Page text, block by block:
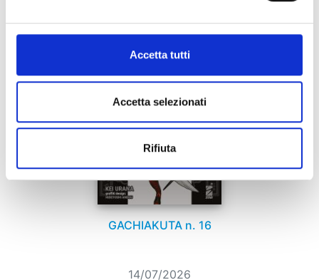
Accetta tutti
Accetta selezionati
Rifiuta
GACHIAKUTA n. 16
14/07/2026